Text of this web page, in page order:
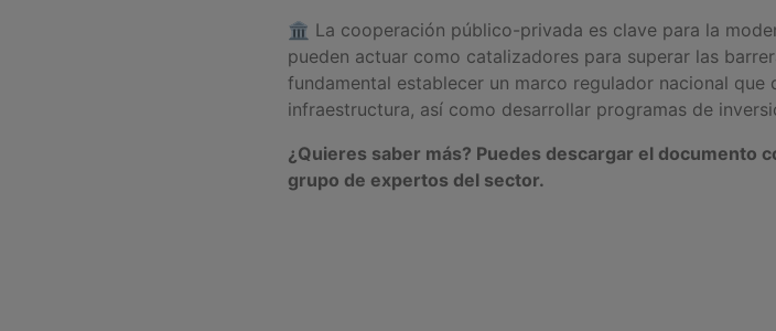
🏛️ La cooperación público-privada es clave para la
pueden actuar como catalizadores para superar las
fundamental establecer un marco regulador nacional
infraestructura, así como desarrollar programas de
¿Quieres saber más? Puedes descargar el documento
grupo de expertos del sector.